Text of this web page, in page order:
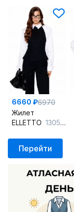
6660 ₽6970
Жилет
ELLETTO 13055 черный
Перейти